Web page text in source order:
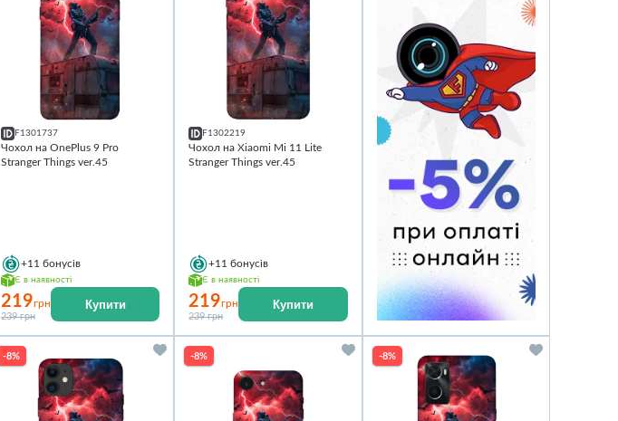
F1301737
Чохол на OnePlus 9 Pro
Stranger Things ver.45
+11 бонусів
Є в наявності
219грн
239 грн
Купити
F1302219
Чохол на Xiaomi Mi 11 Lite
Stranger Things ver.45
+11 бонусів
Є в наявності
219грн
239 грн
Купити
-8% -8% -8%